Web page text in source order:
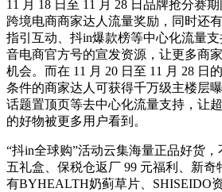
11 月 18 日至 11 月 28 日品牌抢分赛
跨境电商商家达人流量奖励，同时还
指引互动、抖in爆款榜等中心化流量
音电商官方号的宣发资源，让更多商
机会。而在 11 月 20 日至 11 月 28 日
条件的商家达人可获得千万级主楼层
话题置顶页等去中心化流量支持，让
的好物被更多用户看到。
“抖in全球购”活动云集海量正品好货
五礼盒、保税仓返厂 99 元福利、新
有BYHEALTH奶蓟草片、SHISEIDO